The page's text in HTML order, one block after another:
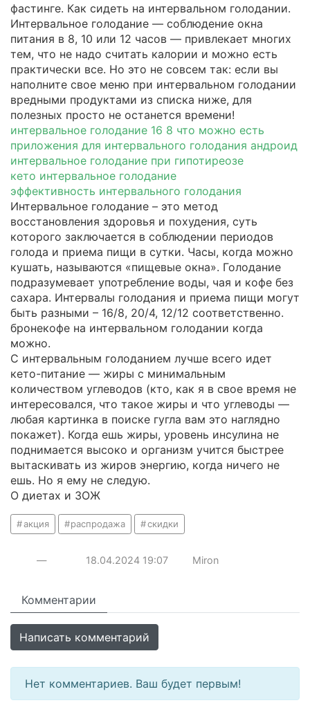
фастинге. Как сидеть на интервальном голодании.
Интервальное голодание — соблюдение окна
питания в 8, 10 или 12 часов — привлекает многих
тем, что не надо считать калории и можно есть
практически все. Но это не совсем так: если вы
наполните свое меню при интервальном голодании
вредными продуктами из списка ниже, для
полезных просто не останется времени!
интервальное голодание 16 8 что можно есть
приложения для интервального голодания андроид
интервальное голодание при гипотиреозе
кето интервальное голодание
эффективность интервального голодания
Интервальное голодание – это метод
восстановления здоровья и похудения, суть
которого заключается в соблюдении периодов
голода и приема пищи в сутки. Часы, когда можно
кушать, называются «пищевые окна». Голодание
подразумевает употребление воды, чая и кофе без
сахара. Интервалы голодания и приема пищи могут
быть разными – 16/8, 20/4, 12/12 соответственно.
бронекофе на интервальном голодании когда
можно.
С интервальным голоданием лучше всего идет
кето-питание — жиры с минимальным
количеством углеводов (кто, как я в свое время не
интересовался, что такое жиры и что углеводы —
любая картинка в поиске гугла вам это наглядно
покажет). Когда ешь жиры, уровень инсулина не
поднимается высоко и организм учится быстрее
вытаскивать из жиров энергию, когда ничего не
ешь. Но я ему не следую.
О диетах и ЗOЖ
акция распродажа скидки
— 18.04.2024 19:07 Miron
Комментарии
Написать комментарий
Нет комментариев. Ваш будет первым!